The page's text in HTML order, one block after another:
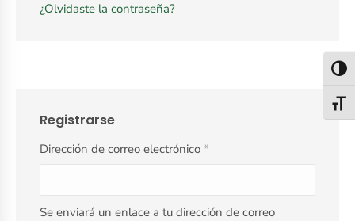
¿Olvidaste la contraseña?
Registrarse
Dirección de correo electrónico *
Se enviará un enlace a tu dirección de correo